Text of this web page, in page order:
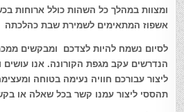
ומצוות במהלך כל השהות כולל ארוחות
אשפוז המתאימים לשמירת שבת כהלכתה
לסיום נשמח להיות לצדכם ומבקשים
הנדרשים עקב מגפת הקורונה. אנו
ליצור עבורכם חוויה נעימה בטוחה
תהססי ליצור עמנו קשר בכל שאלה או